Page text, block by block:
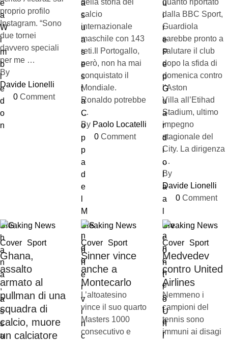
proprio profilo
Instagram. “Sono
due tornei
davvero speciali
per me …
By
Davide Lionelli
0 Comment
della storia del
calcio
internazionale
maschile con 143
reti.Il Portogallo,
però, non ha mai
conquistato il
Mondiale.
Ronaldo potrebbe
…
By Paolo Locatelli
0 Comment
quanto riportato
dalla BBC Sport,
Guardiola
sarebbe pronto a
salutare il club
dopo la sfida di
domenica contro
l’Aston
Villa all’Etihad
Stadium, ultimo
impegno
stagionale del
City. La dirigenza
…
By
Davide Lionelli
0 Comment
Breaking News
Cover
Sport
Ghana,
assalto
armato al
pullman di una
squadra di
calcio, muore
un calciatore
Breaking News
Cover
Sport
Sinner vince
anche a
Montecarlo
L’altoatesino
vince il suo quarto
Masters 1000
consecutivo e
Breaking News
Cover
Sport
Medvedev
contro United
Airlines
Nemmeno i
campioni del
tennis sono
immuni ai disagi